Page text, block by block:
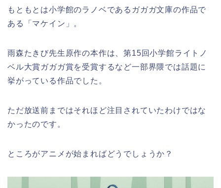
もともとは小学館のラノベであるガガガ文庫の作品で
ある「マケイン」。
雨森たきび先生原作の本作は、第15回小学館ライトノ
ベル大賞ガガガ賞を受賞するなど一部界隈では話題に
挙がっている作品でした。
ただ放送前まではそれほど注目されていたわけではな
かったのです。
ところがアニメが始まればどうでしょうか？